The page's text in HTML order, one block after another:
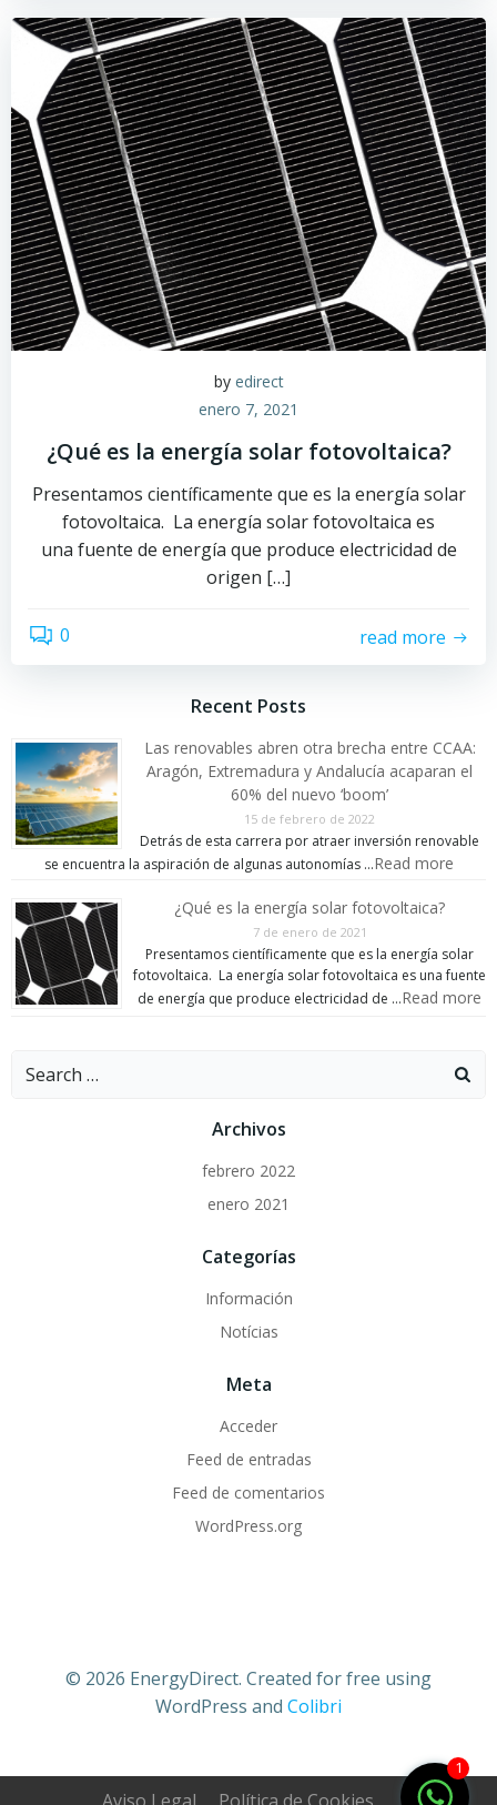
by edirect
enero 7, 2021
¿Qué es la energía solar fotovoltaica?
Presentamos científicamente que es la energía solar
fotovoltaica. La energía solar fotovoltaica es
una fuente de energía que produce electricidad de
origen […]
0 read more
Recent Posts
Las renovables abren otra brecha entre CCAA:
Aragón, Extremadura y Andalucía acaparan el
60% del nuevo ‘boom’
15 de febrero de 2022
Detrás de esta carrera por atraer inversión renovable
se encuentra la aspiración de algunas autonomías …Read more
¿Qué es la energía solar fotovoltaica?
7 de enero de 2021
Presentamos científicamente que es la energía solar
fotovoltaica. La energía solar fotovoltaica es una fuente
de energía que produce electricidad de …Read more
Search
Archivos
febrero 2022
enero 2021
Categorías
Información
Notícias
Meta
Acceder
Feed de entradas
Feed de comentarios
WordPress.org
© 2026 EnergyDirect. Created for free using
WordPress and Colibri
1